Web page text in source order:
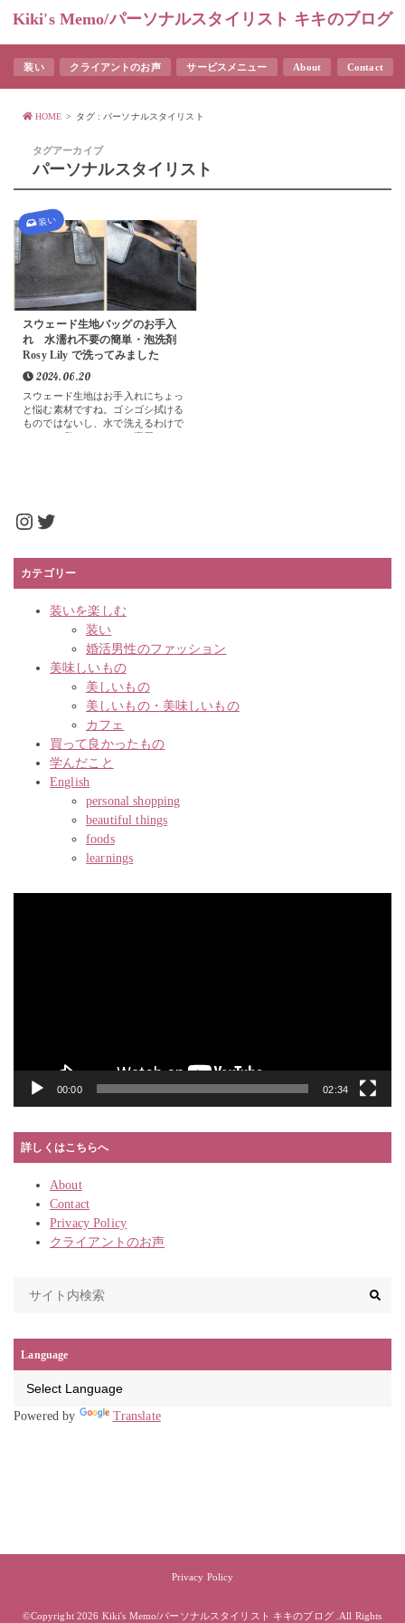
Kiki's Memo/パーソナルスタイリスト キキのブログ
装い クライアントのお声 サービスメニュー About Contact
HOME タグ : パーソナルスタイリスト
タグアーカイブ
パーソナルスタイリスト
スウェード生地バッグのお手入
れ 水濡れ不要の簡単・泡洗剤
Rosy Lily で洗ってみました
2024.06.20
スウェード生地はお手入れにちょっ
と悩む素材ですね。ゴシゴシ拭ける
ものではないし、水で洗えるわけで
装い
Instagram
Twitter
カテゴリー
装いを楽しむ
装い
婚活男性のファッション
美味しいもの
美しいもの
美しいもの・美味しいもの
カフェ
買って良かったもの
学んだこと
English
personal shopping
beautiful things
foods
learnings
00:00 02:34
詳しくはこちらへ
About
Contact
Privacy Policy
クライアントのお声
Language
Powered by Translate
Privacy Policy
©Copyright 2026 Kiki's Memo/パーソナルスタイリスト キキのブログ.All Rights